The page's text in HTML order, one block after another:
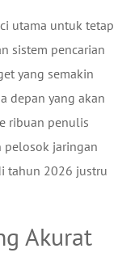
utama untuk tetap
sistem pencarian
yang semakin
depan yang akan
ribuan penulis
pelosok jaringan
tahun 2026 justru
Akurat